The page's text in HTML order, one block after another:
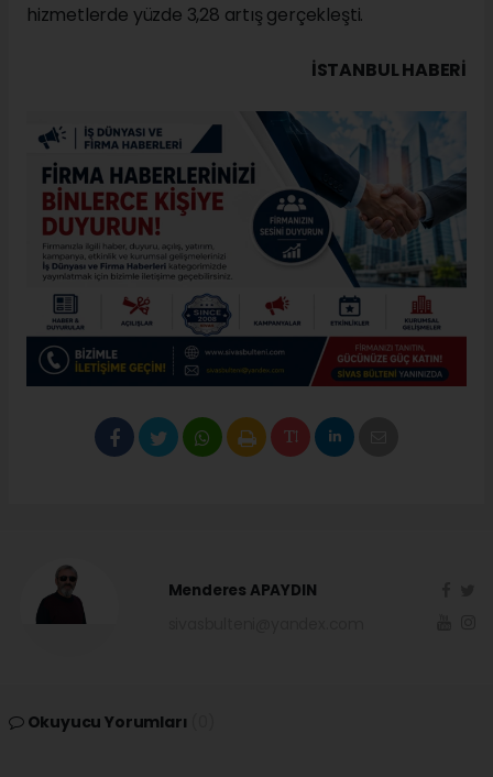
hizmetlerde yüzde 3,28 artış gerçekleşti.
İSTANBUL HABERİ
Menderes APAYDIN
Okuyucu Yorumları